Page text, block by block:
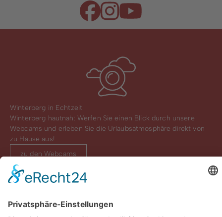
Winterberg in Echtzeit
Winterberg hautnah: Werfen Sie einen Blick durch unsere
Webcams und erleben Sie die Urlaubsatmosphäre direkt von
zu Hause aus!
zu den Webcams